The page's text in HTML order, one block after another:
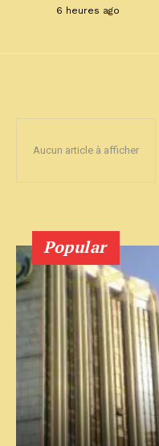
6 heures ago
Aucun article à afficher
Popular